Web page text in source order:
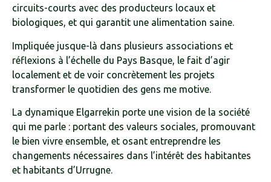
circuits-courts avec des producteurs locaux et
biologiques, et qui garantit une alimentation saine.
Impliquée jusque-là dans plusieurs associations et
réflexions à l’échelle du Pays Basque, le fait d’agir
localement et de voir concrètement les projets
transformer le quotidien des gens me motive.
La dynamique Elgarrekin porte une vision de la société
qui me parle : portant des valeurs sociales, promouvant
le bien vivre ensemble, et osant entreprendre les
changements nécessaires dans l’intérêt des habitantes
et habitants d’Urrugne.